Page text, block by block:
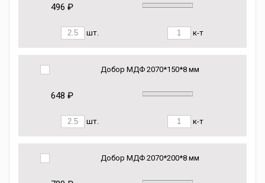
496 ₽
шт. к-т
Добор МДФ 2070*150*8 мм
648 ₽
шт. к-т
Добор МДФ 2070*200*8 мм